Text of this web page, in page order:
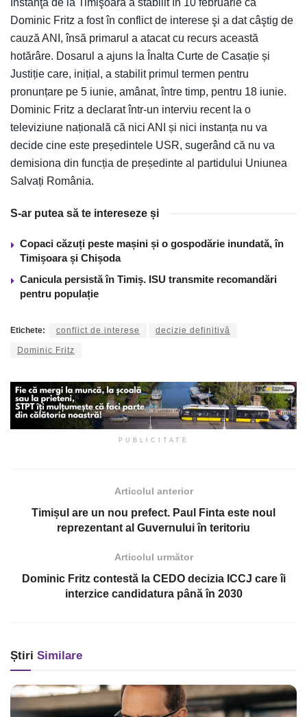
Dominic Fritz a fost în conflict de interese şi a dat câştig de
cauză ANI, însă primarul a atacat cu recurs această
hotărâre. Dosarul a ajuns la Înalta Curte de Casație și
Justiție care, inițial, a stabilit primul termen pentru
pronunțare pe 5 iunie, amânat, între timp, pentru 18 iunie.
Dominic Fritz a declarat într-un interviu recent la o
televiziune națională că nici ANI și nici instanța nu va
decide cine este președintele USR, sugerând că nu va
demisiona din funcția de președinte al partidului Uniunea
Salvați România.
S-ar putea să te intereseze și
Copaci căzuți peste mașini și o gospodărie inundată, în
Timișoara și Chișoda
Canicula persistă în Timiș. ISU transmite recomandări
pentru populație
Etichete: conflict de interese decizie definitivă
Dominic Fritz
PUBLICITATE
Articolul anterior
Timișul are un nou prefect. Paul Finta este noul
reprezentant al Guvernului în teritoriu
Articolul următor
Dominic Fritz contestă la CEDO decizia ICCJ care îi
interzice candidatura până în 2030
Știri Similare